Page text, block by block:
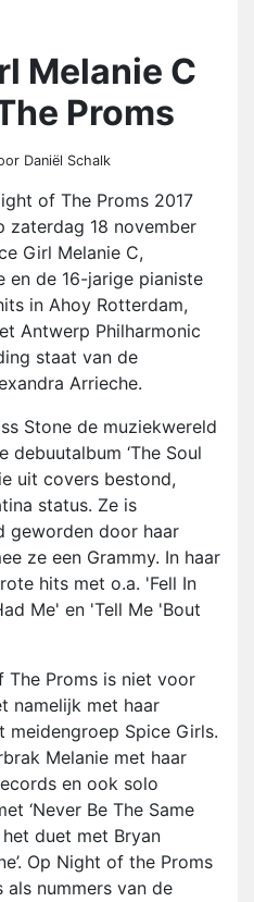
Melanie C
Proms
Daniël Schalk
of The Proms 2017
zaterdag 18 november
Girl Melanie C,
en de 16-jarige pianiste
in Ahoy Rotterdam,
Antwerp Philharmonic
staat van de
Arrieche.
Stone de muziekwereld
debuutalbum ‘The Soul
uit covers bestond,
status. Ze is
geworden door haar
ze een Grammy. In haar
hits met o.a. 'Fell In
Me' en 'Tell Me 'Bout
Proms is niet voor
namelijk met haar
meidengroep Spice Girls.
Melanie met haar
en ook solo
‘Never Be The Same
het duet met Bryan
Op Night of the Proms
nummers van de